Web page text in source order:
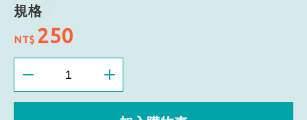
規格
NT$ 250